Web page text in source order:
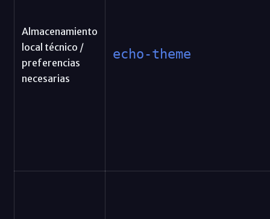
Almacenamiento
local técnico /
preferencias
necesarias
echo-theme